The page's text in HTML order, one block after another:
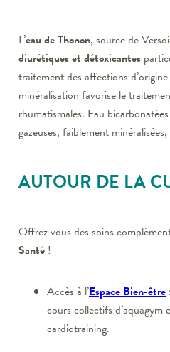
L’eau de Thonon, source de
diurétiques et détoxicantes
traitement des affections
minéralisation favorise le
rhumatismales. Eau
gazeuses, faiblement
AUTOUR DE LA
Offrez vous des soins
Santé !
Accès à l’Espace Bien-être
cours collectifs
cardiotraining.